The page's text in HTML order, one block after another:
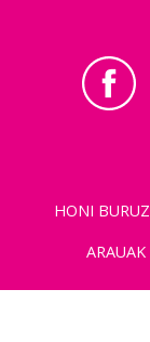
HONI BURUZ
ARAUAK